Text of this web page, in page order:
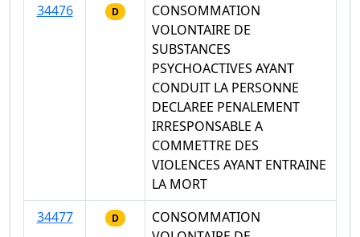
34476
D
CONSOMMATION
VOLONTAIRE DE
SUBSTANCES
PSYCHOACTIVES AYANT
CONDUIT LA PERSONNE
DECLAREE PENALEMENT
IRRESPONSABLE A
COMMETTRE DES
VIOLENCES AYANT ENTRAINE
LA MORT
34477
D
CONSOMMATION